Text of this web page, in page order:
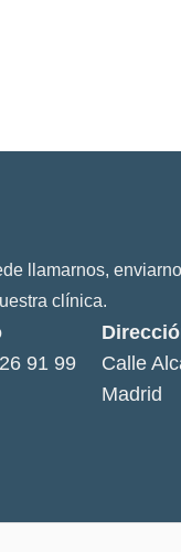
llamarnos,
clínica.
91 99
Calle
Madrid